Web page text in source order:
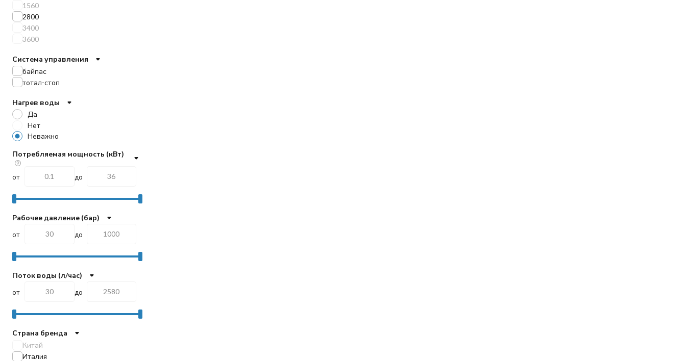
1560
2800
3400
3600
Система управления
байпас
тотал-стоп
Нагрев воды
Да
Нет
Неважно
Потребляемая мощность (кВт)
от до
Рабочее давление (бар)
от
до
Поток воды (л/час)
от
до
Страна бренда
Китай
Италия